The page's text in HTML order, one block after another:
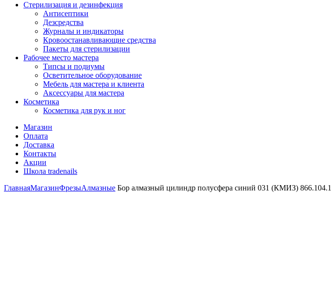
Стерилизация и дезинфекция
Антисептики
Дезсредства
Журналы и индикаторы
Кровоостанавливающие средства
Пакеты для стерилизации
Рабочее место мастера
Типсы и подиумы
Осветительное оборудование
Мебель для мастера и клиента
Аксессуары для мастера
Косметика
Косметика для рук и ног
Магазин
Оплата
Доставка
Контакты
Акции
Школа tradenails
ГлавнаяМагазинФрезыАлмазные Бор алмазный цилиндр полусфера синий 031 (КМИЗ)